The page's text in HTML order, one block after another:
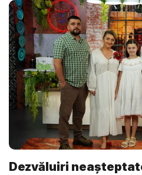
Dezvăluiri